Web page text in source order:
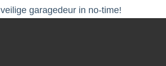
garagedeur in no-time!